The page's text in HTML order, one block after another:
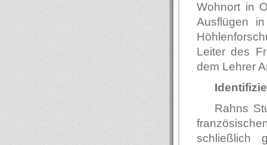
Wohnort in
Ausflügen
Leiter des
dem Lehrer
Rahns
schließlich